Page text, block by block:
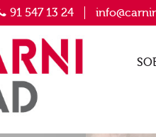
91 547 13 24